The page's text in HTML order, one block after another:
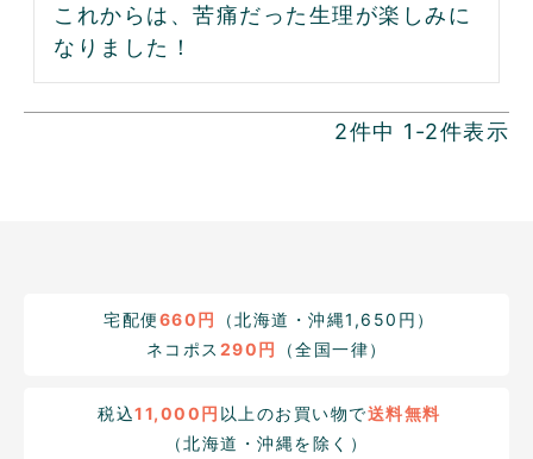
これからは、苦痛だった生理が楽しみに
2件中 1 -2件表示
宅配便660円
（北海道・沖縄1,650円）
ネコポス 290円 （全国一律）
税込11,000円 以上のお買い物で送料無料
（北海道・沖縄を除く）